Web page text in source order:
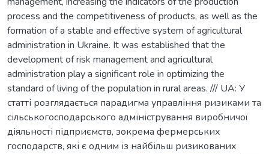
process and the competitiveness of products, as well as the
formation of a stable and effective system of agricultural
administration in Ukraine. It was established that the
development of risk management and agricultural
administration play a significant role in optimizing the
standard of living of the population in rural areas. /// UA: У
статті розглядається парадигма управління ризиками та
сільськогосподарського адміністрування виробничої
діяльності підприємств, зокрема фермерських
господарств, які є одним із найбільш ризикованих